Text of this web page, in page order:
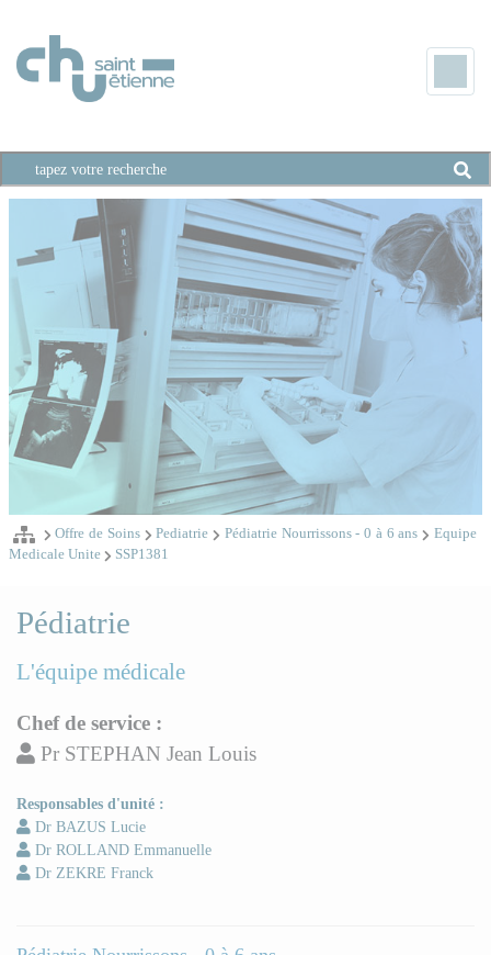
Offre de Soins Pediatrie Pédiatrie Nourrissons - 0 à 6 ans
Equipe
Medicale Unite
SSP1381
Pédiatrie
L'équipe médicale
Chef de service :
Pr STEPHAN Jean Louis
Responsables d'unité :
Dr BAZUS Lucie
Dr ROLLAND Emmanuelle
Dr ZEKRE Franck